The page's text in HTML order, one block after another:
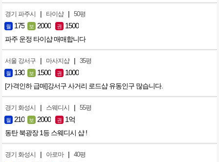
경기 파주시 | 타이샵 | 50평
월 175 보 2000 권 1500
파주 운정 타이샵 매매합니다
서울 강서구 | 마사지샵 | 35평
월 130 보 1500 권 1000
[가격인하 급매]강서구 사거리 로드샵 유동인구 많습니다.
경기 화성시 | 스웨디시 | 55평
월 210 보 2000 권 1억
동탄 북광장 1등 스웨디시 샵 !
경기 화성시 | 아로마 | 40평